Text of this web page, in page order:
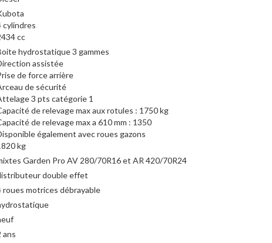
cylindres
cc
hydrostatique 3 gammes
assistée
de force arrière
de sécurité
3 pts catégorie 1
de relevage max aux rotules : 1750 kg
de relevage max a 610 mm : 1350
également avec roues gazons
kg
Garden Pro AV 280/70R16 et AR 420/70R24
double effet
roues motrices débrayable
ans